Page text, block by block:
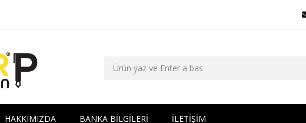
HAKKIMIZDA BANKA BİLGİLERİ İLETİŞİM